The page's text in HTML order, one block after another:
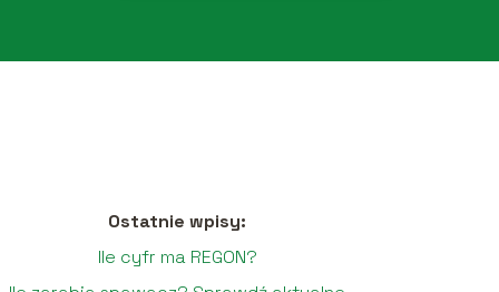
Ostatnie wpisy:
Ile cyfr ma REGON?